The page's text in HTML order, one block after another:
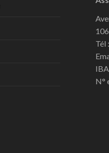
Tél
N°